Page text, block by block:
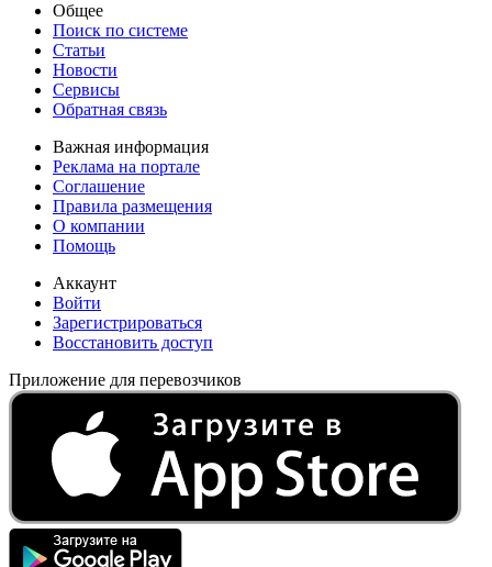
Общее
Поиск по системе
Статьи
Новости
Сервисы
Обратная связь
Важная информация
Реклама на портале
Соглашение
Правила размещения
О компании
Помощь
Аккаунт
Войти
Зарегистрироваться
Восстановить доступ
Приложение для перевозчиков